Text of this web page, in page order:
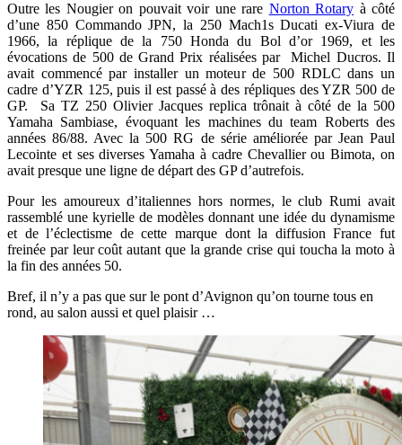
Outre les Nougier on pouvait voir une rare Norton Rotary à côté
d’une 850 Commando JPN, la 250 Mach1s Ducati ex-Viura de
1966, la réplique de la 750 Honda du Bol d’or 1969, et les
évocations de 500 de Grand Prix réalisées par Michel Ducros. Il
avait commencé par installer un moteur de 500 RDLC dans un
cadre d’YZR 125, puis il est passé à des répliques des YZR 500 de
GP. Sa TZ 250 Olivier Jacques replica trônait à côté de la 500
Yamaha Sambiase, évoquant les machines du team Roberts des
années 86/88. Avec la 500 RG de série améliorée par Jean Paul
Lecointe et ses diverses Yamaha à cadre Chevallier ou Bimota, on
avait presque une ligne de départ des GP d’autrefois.
Pour les amoureux d’italiennes hors normes, le club Rumi avait
rassemblé une kyrielle de modèles donnant une idée du dynamisme
et de l’éclectisme de cette marque dont la diffusion France fut
freinée par leur coût autant que la grande crise qui toucha la moto à
la fin des années 50.
Bref, il n’y a pas que sur le pont d’Avignon qu’on tourne tous en
rond, au salon aussi et quel plaisir …